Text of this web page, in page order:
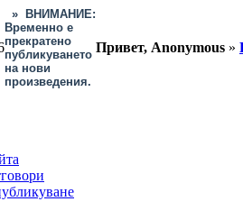
»
ВНИМАНИЕ:
Временно е
прекратено
публикуването
на нови
произведения.
Привет, Anonymous »